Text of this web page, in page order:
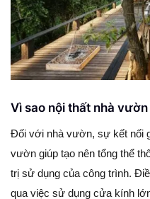
Vì sao nội thất nhà
Đối với nhà vườn, sự kết nối
vườn giúp tạo nên tổng thể
trị sử dụng của công trình.
qua việc sử dụng cửa kính